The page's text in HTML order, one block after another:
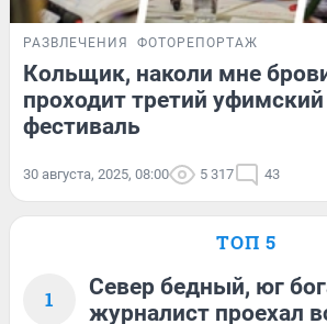
РАЗВЛЕЧЕНИЯ ФОТОРЕПОРТАЖ
Кольщик, наколи мне
проходит третий уфимский
фестиваль
30 августа, 2025, 08:00 5 317 43
ТОП 5
1
Север бедный, юг
журналист проехал